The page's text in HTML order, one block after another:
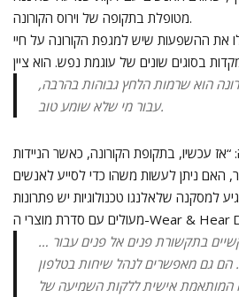
מטופלת בתקופה של וירוס הקורונה.
את ההשפעות שיש למגפת הקורונה על חיי
הוא שרמות הלחץ גבוהות בהרבה,
עבור מי שלא שומע טוב.
עכשיו, בתקופת הקורונה, כאשר הניידות
האם ניתן לעשות משהו כדי לסייע לאנשים
למסקנה שלאלנגו טכנולוגיות יש פתרונות
… מכשירים אלה פותרים קשיים בתקשורת פנים אל פנים עבור
גם מאפשרים לנהל שיחות בטלפון
המותאמת אישית ללקות השמיעה של